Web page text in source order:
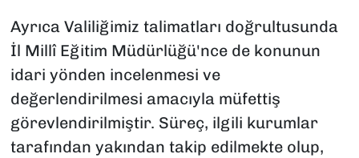
Ayrıca Valiliğimiz talimatları doğrultusunda
İl Millî Eğitim Müdürlüğü'nce de konunun
idari yönden incelenmesi ve
değerlendirilmesi amacıyla müfettiş
görevlendirilmiştir. Süreç, ilgili kurumlar
tarafından yakından takip edilmekte olup,